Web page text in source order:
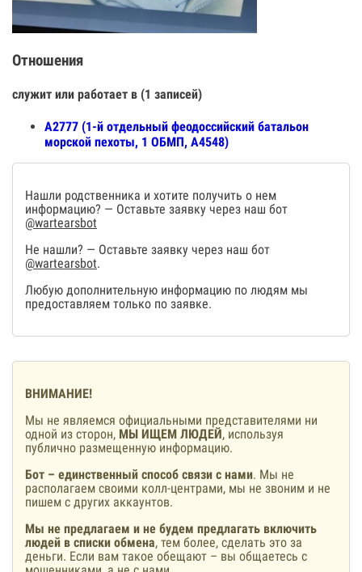
Отношения
служит или работает в (1 записей)
А2777 (1-й отдельный феодоссийский батальон
морской пехоты, 1 ОБМП, А4548)
Нашли родственника и хотите получить о нем
информацию? — Оставьте заявку через наш бот
@wartearsbot
Не нашли? — Оставьте заявку через наш бот
@wartearsbot.
Любую дополнительную информацию по людям мы
предоставляем только по заявке.
ВНИМАНИЕ!
Мы не являемся официальными представителями ни
одной из сторон, МЫ ИЩЕМ ЛЮДЕЙ, используя
публично размещенную информацию.
Бот – единственный способ связи с нами. Мы не
располагаем своими колл-центрами, мы не звоним и не
пишем с других аккаунтов.
Мы не предлагаем и не будем предлагать включить
людей в списки обмена, тем более, сделать это за
деньги. Если вам такое обещают – вы общаетесь с